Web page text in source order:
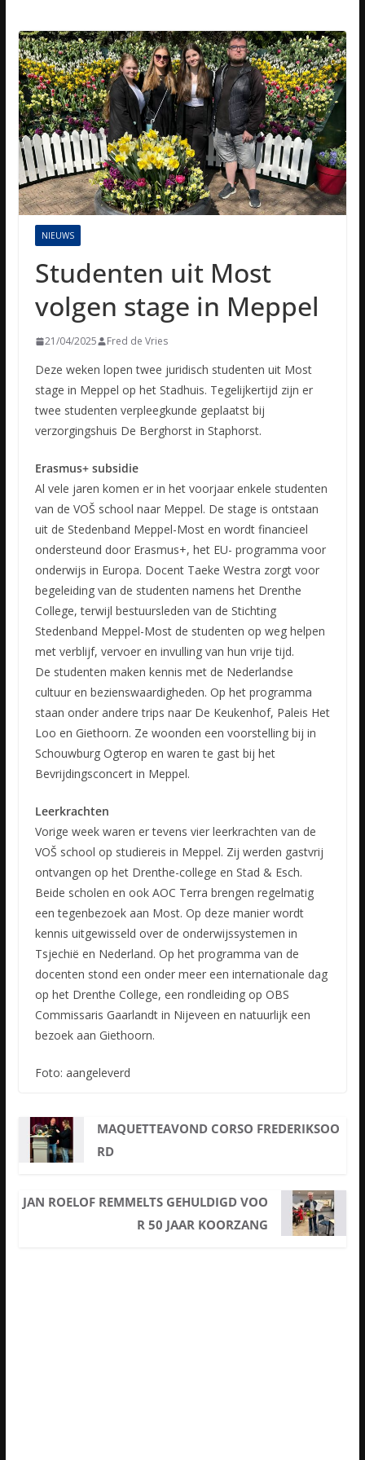
NIEUWS
Studenten uit Most
volgen stage in Meppel
21/04/2025 Fred de Vries
Deze weken lopen twee juridisch studenten uit Most
stage in Meppel op het Stadhuis. Tegelijkertijd zijn er
twee studenten verpleegkunde geplaatst bij
verzorgingshuis De Berghorst in Staphorst.
Erasmus+ subsidie
Al vele jaren komen er in het voorjaar enkele studenten
van de VOŠ school naar Meppel. De stage is ontstaan
uit de Stedenband Meppel-Most en wordt financieel
ondersteund door Erasmus+, het EU- programma voor
onderwijs in Europa. Docent Taeke Westra zorgt voor
begeleiding van de studenten namens het Drenthe
College, terwijl bestuursleden van de Stichting
Stedenband Meppel-Most de studenten op weg helpen
met verblijf, vervoer en invulling van hun vrije tijd.
De studenten maken kennis met de Nederlandse
cultuur en bezienswaardigheden. Op het programma
staan onder andere trips naar De Keukenhof, Paleis Het
Loo en Giethoorn. Ze woonden een voorstelling bij in
Schouwburg Ogterop en waren te gast bij het
Bevrijdingsconcert in Meppel.
Leerkrachten
Vorige week waren er tevens vier leerkrachten van de
VOŠ school op studiereis in Meppel. Zij werden gastvrij
ontvangen op het Drenthe-college en Stad & Esch.
Beide scholen en ook AOC Terra brengen regelmatig
een tegenbezoek aan Most. Op deze manier wordt
kennis uitgewisseld over de onderwijssystemen in
Tsjechië en Nederland. Op het programma van de
docenten stond een onder meer een internationale dag
op het Drenthe College, een rondleiding op OBS
Commissaris Gaarlandt in Nijeveen en natuurlijk een
bezoek aan Giethoorn.
Foto: aangeleverd
MAQUETTEAVOND CORSO FREDERIKSOO
RD
JAN ROELOF REMMELTS GEHULDIGD VOO
R 50 JAAR KOORZANG